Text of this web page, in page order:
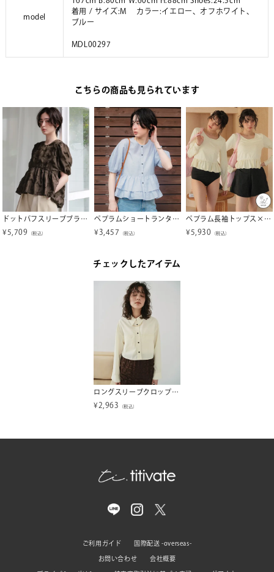
model
着用 / サイズ:M カラー:イエロー、オフホワイト、
ブルー
MDL00297
こちらの商品も見られています
ドットパフスリーブブラウス
¥ 5,709 （税込）
ペプラムショートランタンスリーブブラウス【メール便可／100】
¥ 3,457 （税込）
ペプラム長袖トップス×ショーツ/セット水着
¥ 5,930 （税込）
チェックしたアイテム
ロングスリーブクロップドポケットシャツ【メール便可／100】
¥ 2,963 （税込）
ご利用ガイド 国際配送 -overseas-
お問い合わせ 会社概要